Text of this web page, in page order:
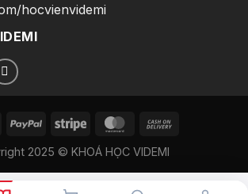
hocvienvidemi
2025 © KHOÁ HỌC VIDEMI